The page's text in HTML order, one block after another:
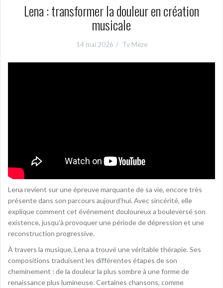
Lena : transformer la douleur en création
musicale
14 mai 2026 Tv Mèze
Lena revient sur une épreuve marquante de sa vie, encore très
présente dans son parcours aujourd’hui. Avec sincérité, elle
explique comment cet événement douloureux a bouleversé son
existence, jusqu’à provoquer une période de dépression et une
reconstruction progressive.
À travers la musique, Lena a trouvé une véritable thérapie. Ses
compositions traduisent les différentes étapes de son
cheminement : de la douleur la plus sombre à une forme de
renaissance plus lumineuse. Certaines chansons, comme